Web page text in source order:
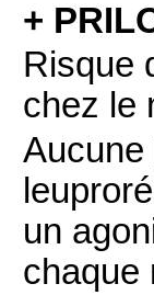
+
Risque
chez le
Aucune
un
chaque